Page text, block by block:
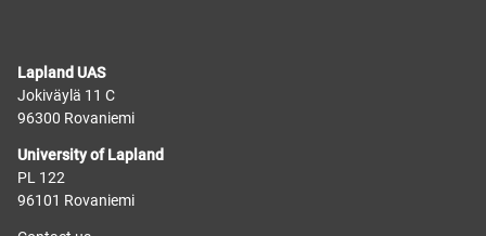
Lapland UAS
Jokiväylä 11 C
96300 Rovaniemi
University of Lapland
PL 122
96101 Rovaniemi